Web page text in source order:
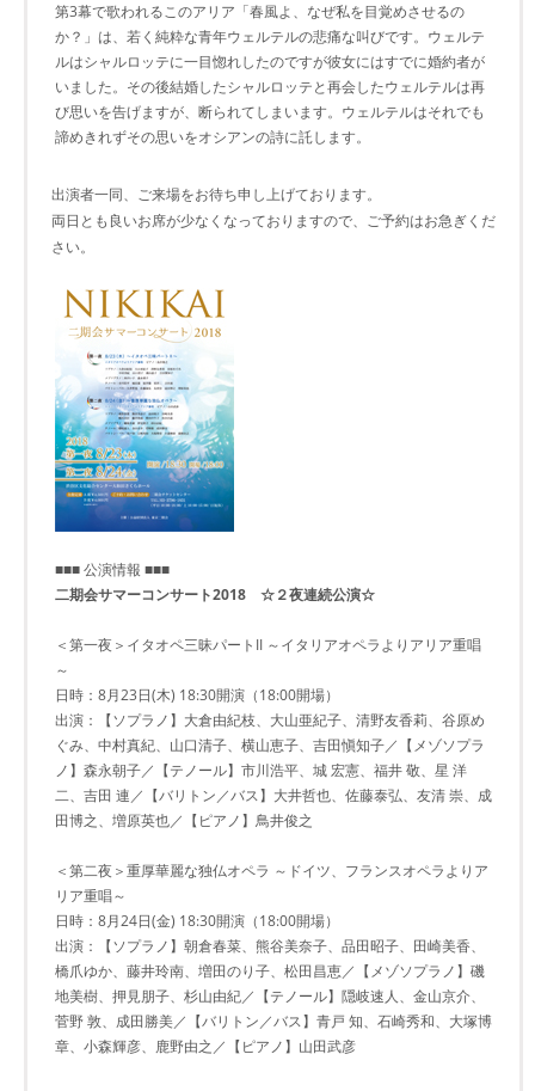
第3幕で歌われるこのアリア「春風よ、なぜ私を目覚めさせるの
か？」は、若く純粋な青年ウェルテルの悲痛な叫びです。ウェルテ
ルはシャルロッテに一目惚れしたのですが彼女にはすでに婚約者が
いました。その後結婚したシャルロッテと再会したウェルテルは再
び思いを告げますが、断られてしまいます。ウェルテルはそれでも
諦めきれずその思いをオシアンの詩に託します。
出演者一同、ご来場をお待ち申し上げております。
両日とも良いお席が少なくなっておりますので、ご予約はお急ぎくだ
さい。
■■■ 公演情報 ■■■
二期会サマーコンサート2018 ☆２夜連続公演☆
＜第一夜＞イタオペ三昧パートII ～イタリアオペラよりアリア重唱
～
日時：8月23日(木) 18:30開演（18:00開場）
出演：【ソプラノ】大倉由紀枝、大山亜紀子、清野友香莉、谷原め
ぐみ、中村真紀、山口清子、横山恵子、吉田愼知子／【メゾソプラ
ノ】森永朝子／【テノール】市川浩平、城 宏憲、福井 敬、星 洋
二、吉田 連／【バリトン／バス】大井哲也、佐藤泰弘、友清 崇、成
田博之、増原英也／【ピアノ】鳥井俊之
＜第二夜＞重厚華麗な独仏オペラ ～ドイツ、フランスオペラよりア
リア重唱～
日時：8月24日(金) 18:30開演（18:00開場）
出演：【ソプラノ】朝倉春菜、熊谷美奈子、品田昭子、田崎美香、
橋爪ゆか、藤井玲南、増田のり子、松田昌恵／【メゾソプラノ】磯
地美樹、押見朋子、杉山由紀／【テノール】隠岐速人、金山京介、
菅野 敦、成田勝美／【バリトン／バス】青戸 知、石崎秀和、大塚博
章、小森輝彦、鹿野由之／【ピアノ】山田武彦